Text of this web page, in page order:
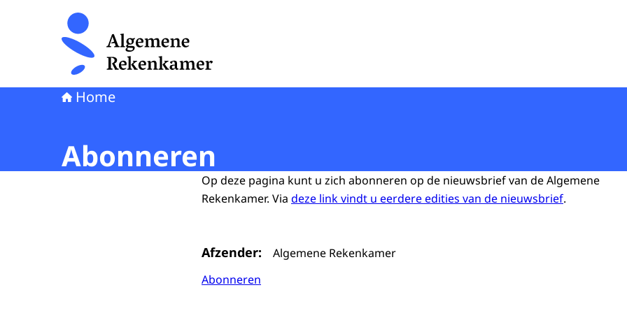
Naar de homepage van Algemene Rekenkamer
Home
Abonneren
Op deze pagina kunt u zich abonneren op de nieuwsbrief van de Algemene
Rekenkamer. Via deze link vindt u eerdere edities van de nieuwsbrief.
Afzender
Algemene Rekenkamer
Abonneren